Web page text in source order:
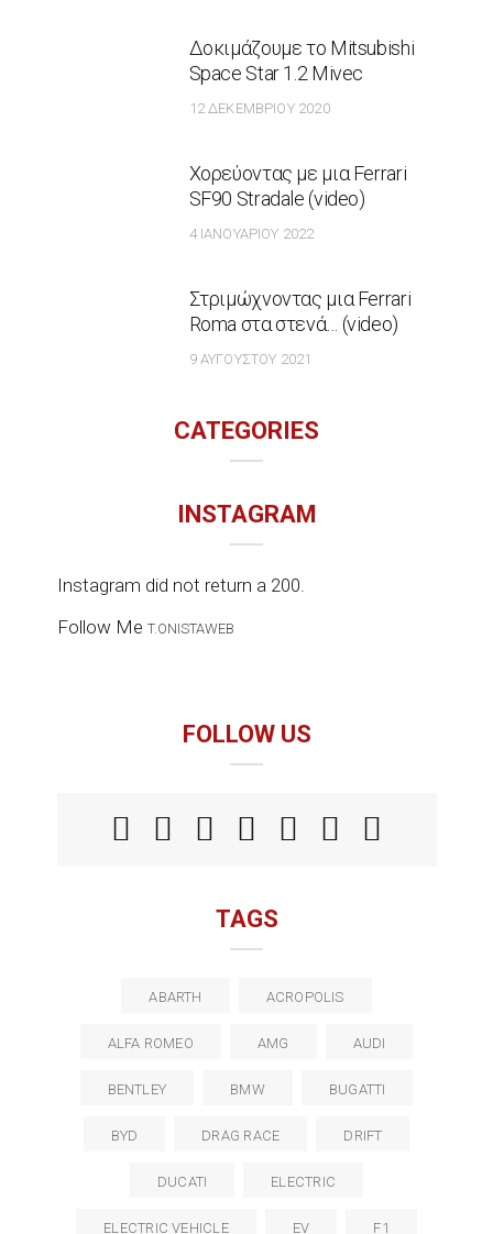
Δοκιμάζουμε το Mitsubishi
Space Star 1.2 Mivec
12 ΔΕΚΕΜΒΡΊΟΥ 2020
Χορεύοντας με μια Ferrari
SF90 Stradale (video)
4 ΙΑΝΟΥΑΡΊΟΥ 2022
Στριμώχνοντας μια Ferrari
Roma στα στενά… (video)
9 ΑΥΓΟΎΣΤΟΥ 2021
CATEGORIES
INSTAGRAM
Instagram did not return a 200.
Follow Me T.ONISTAWEB
FOLLOW US
TAGS
ABARTH ACROPOLIS
ALFA ROMEO AMG AUDI
BENTLEY BMW BUGATTI
BYD DRAG RACE DRIFT
DUCATI ELECTRIC
ELECTRIC VEHICLE EV F1